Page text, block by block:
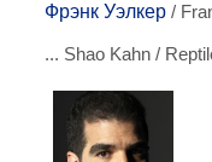
Фрэнк Уэлкер /
... Shao Kahn /